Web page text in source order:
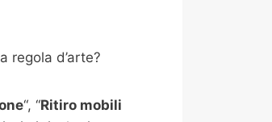
regola d’arte?
“, “Ritiro mobili